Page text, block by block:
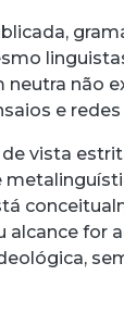
não
e redes
vista
alcance for